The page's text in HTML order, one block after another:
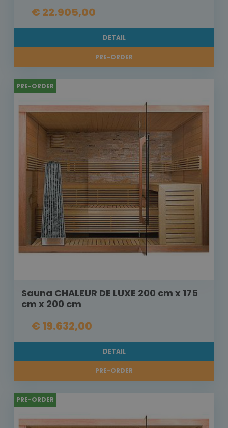
€ 22.905,00
DETAIL
PRE-ORDER
PRE-ORDER
Sauna CHALEUR DE LUXE 200 cm x 175
cm x 200 cm
€ 19.632,00
DETAIL
PRE-ORDER
PRE-ORDER